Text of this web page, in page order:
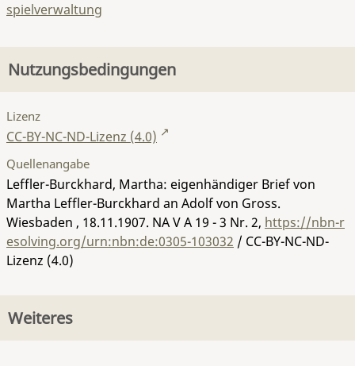
spielverwaltung
Nutzungsbedingungen
Lizenz
CC-BY-NC-ND-Lizenz (4.0)
Quellenangabe
Leffler-Burckhard, Martha: eigenhändiger Brief von
Martha Leffler-Burckhard an Adolf von Gross.
Wiesbaden , 18.11.1907. NA V A 19 - 3 Nr. 2, https://nbn-r
esolving.org/urn:nbn:de:0305-103032 / CC-BY-NC-ND-
Lizenz (4.0)
Weiteres